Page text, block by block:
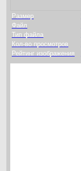
Размер
Файл
Тип файла
Кол-во просмотров
Рейтинг изображения